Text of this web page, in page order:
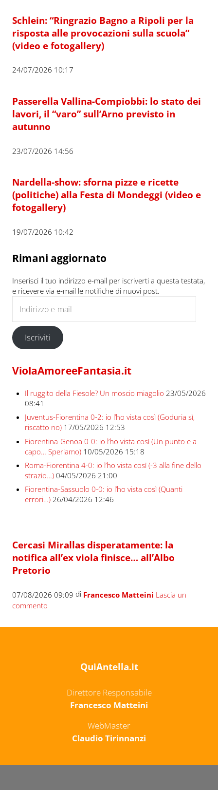
Schlein: “Ringrazio Bagno a Ripoli per la
risposta alle provocazioni sulla scuola”
(video e fotogallery)
24/07/2026 10:17
Passerella Vallina-Compiobbi: lo stato dei
lavori, il “varo” sull’Arno previsto in
autunno
23/07/2026 14:56
Nardella-show: sforna pizze e ricette
(politiche) alla Festa di Mondeggi (video e
fotogallery)
19/07/2026 10:42
Rimani aggiornato
Inserisci il tuo indirizzo e-mail per iscriverti a questa testata,
e ricevere via e-mail le notifiche di nuovi post.
Iscriviti
ViolaAmoreeFantasia.it
Il ruggito della Fiesole? Un moscio miagolio 23/05/2026
08:41
Juventus-Fiorentina 0-2: io l’ho vista così (Goduria sì,
riscatto no) 17/05/2026 12:53
Fiorentina-Genoa 0-0: io l’ho vista così (Un punto e a
capo… Speriamo) 10/05/2026 15:18
Roma-Fiorentina 4-0: io l’ho vista così (-3 alla fine dello
strazio…) 04/05/2026 21:00
Fiorentina-Sassuolo 0-0: io l’ho vista così (Quanti
errori…) 26/04/2026 12:46
Cercasi Mirallas disperatamente: la
notifica all’ex viola finisce… all’Albo
Pretorio
07/08/2026 09:09 di Francesco Matteini Lascia un
commento
QuiAntella.it
Direttore Responsabile
Francesco Matteini
WebMaster
Claudio Tirinnanzi